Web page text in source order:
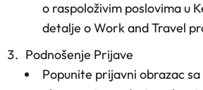
o raspoloživim poslovima u
detalje o Work and Travel
Podnošenje Prijave
Popunite prijavni obrazac